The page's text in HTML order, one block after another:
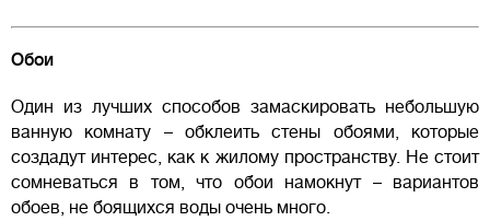
Обои
Один из лучших способов замаскировать небольшую
ванную комнату – обклеить стены обоями, которые
создадут интерес, как к жилому пространству. Не стоит
сомневаться в том, что обои намокнут – вариантов
обоев, не боящихся воды очень много.